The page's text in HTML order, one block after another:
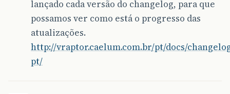
lançado cada versão do changelog, para que
possamos ver como está o progresso das
atualizações.
http://vraptor.caelum.com.br/pt/docs/
pt/